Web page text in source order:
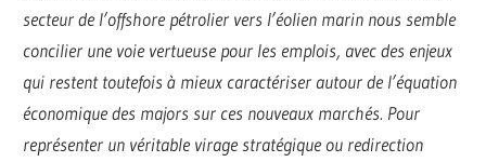
secteur de l’offshore pétrolier vers l’éolien marin nous semble
concilier une voie vertueuse pour les emplois, avec des enjeux
qui restent toutefois à mieux caractériser autour de l’équation
économique des majors sur ces nouveaux marchés. Pour
représenter un véritable virage stratégique ou redirection